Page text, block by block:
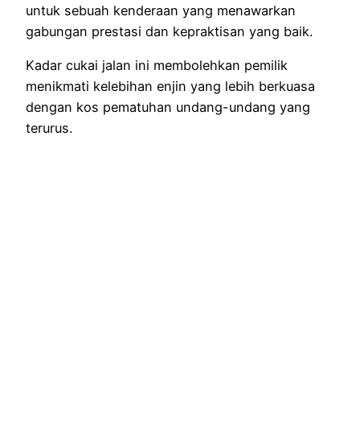
untuk sebuah kenderaan yang menawarkan
gabungan prestasi dan kepraktisan yang baik.
Kadar cukai jalan ini membolehkan pemilik
menikmati kelebihan enjin yang lebih berkuasa
dengan kos pematuhan undang-undang yang
terurus.